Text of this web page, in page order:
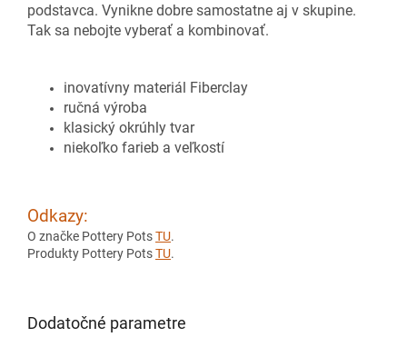
podstavca. Vynikne dobre samostatne aj v skupine.
Tak sa nebojte vyberať a kombinovať.
inovatívny materiál Fiberclay
ručná výroba
klasický okrúhly tvar
niekoľko farieb a veľkostí
Odkazy:
O značke Pottery PotsTU.
Produkty Pottery PotsTU.
Dodatočné parametre